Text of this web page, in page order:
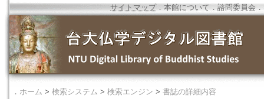
サイトマップ．本館について ． 諮問委員会 ．
． ホーム > 検索システム > 検索エンジン > 書誌の詳細内容